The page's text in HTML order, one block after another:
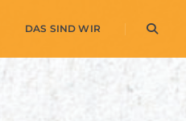
DAS SIND WIR